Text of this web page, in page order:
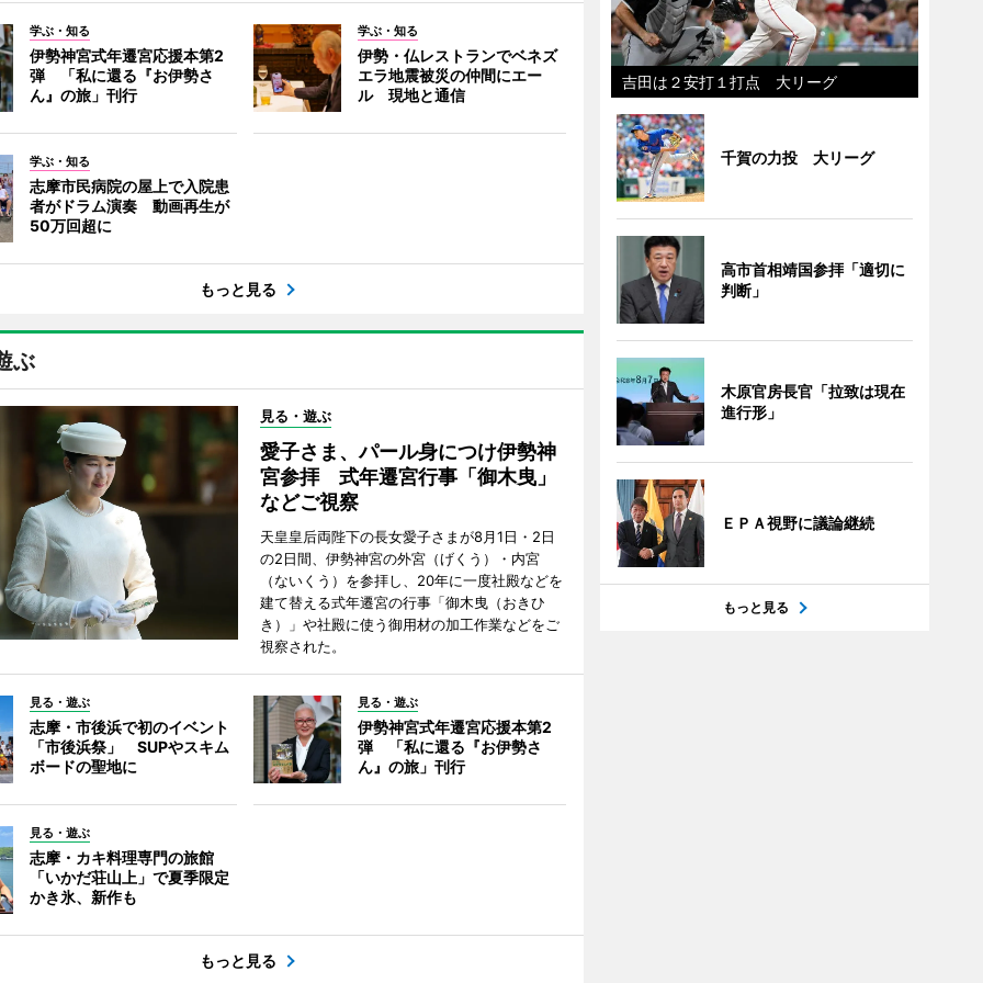
学ぶ・知る
伊勢神宮式年遷宮応援本第2
弾 「私に還る『お伊勢さ
ん』の旅」刊行
学ぶ・知る
伊勢・仏レストランでベネズ
エラ地震被災の仲間にエー
ル 現地と通信
学ぶ・知る
志摩市民病院の屋上で入院患
者がドラム演奏 動画再生が
50万回超に
もっと見る
ぶ
見る・遊ぶ
愛子さま、パール身につけ伊勢神
宮参拝 式年遷宮行事「御木曳」
などご視察
天皇皇后両陛下の長女愛子さまが8月1日・2日
の2日間、伊勢神宮の外宮（げくう）・内宮
（ないくう）を参拝し、20年に一度社殿などを
建て替える式年遷宮の行事「御木曳（おきひ
き）」や社殿に使う御用材の加工作業などをご
視察された。
見る・遊ぶ
志摩・市後浜で初のイベント
「市後浜祭」 SUPやスキム
ボードの聖地に
見る・遊ぶ
伊勢神宮式年遷宮応援本第2
弾 「私に還る『お伊勢さ
ん』の旅」刊行
見る・遊ぶ
志摩・カキ料理専門の旅館
「いかだ荘山上」で夏季限定
かき氷、新作も
もっと見る
吉田は２安打１打点 大リーグ
千賀の力投 大リーグ
高市首相靖国参拝「適切に
判断」
木原官房長官「拉致は現在
進行形」
ＥＰＡ視野に議論継続
もっと見る